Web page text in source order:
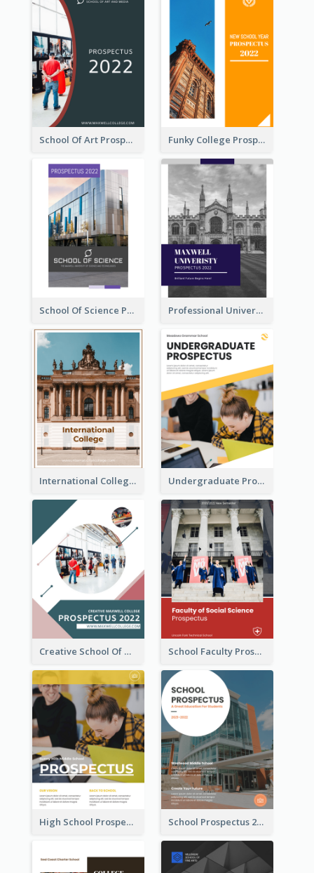
School Of Art Prospectus Funky College Prospectus
School Of Science Prospectus Professional University Prospectus
International College Prospectus Undergraduate Prospectus
Creative School Of Media Prospectus School Faculty Prospectus
High School Prospectus School Prospectus 2022